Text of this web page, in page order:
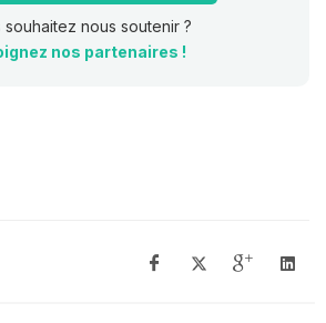
souhaitez nous soutenir ?
nos partenaires !